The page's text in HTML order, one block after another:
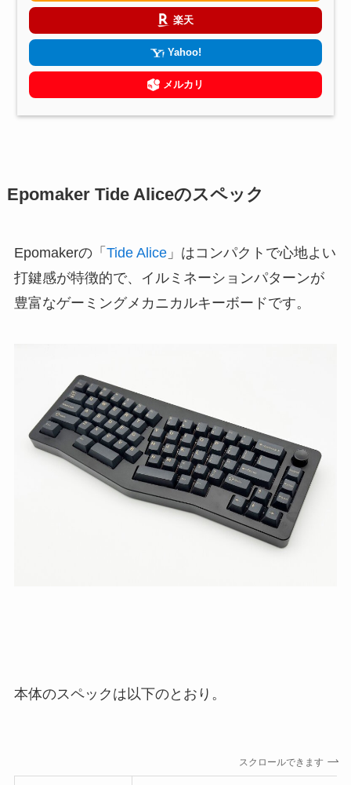
楽天
Yahoo!
メルカリ
Epomaker Tide Aliceのスペック
Epomakerの「 Tide Alice」はコンパクトで心地よい
打鍵感が特徴的で、イルミネーションパターンが
豊富なゲーミングメカニカルキーボードです。
本体のスペックは以下のとおり。
スクロールできます